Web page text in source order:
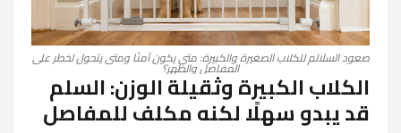
صعود السلالم للكلاب الصغيرة والكبيرة: متى يكون آمنًا ومتى يتحول لخطر على
المفاصل والظهر؟
الكلاب الكبيرة وثقيلة الوزن: السلم
قد يبدو سهلًا لكنه مكلف للمفاصل